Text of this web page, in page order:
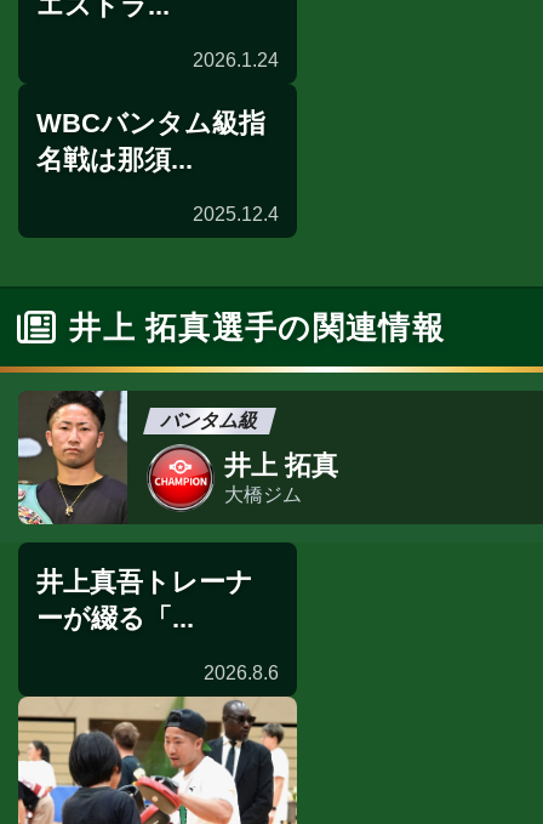
WBC
2026.1.24
WBCバンタム級指
名戦は那須...
2025.12.4
井上 拓真選手の関連情報
バンタム級
井上 拓真
大橋ジム
著書
井上真吾トレーナ
ーが綴る「...
2026.8.6